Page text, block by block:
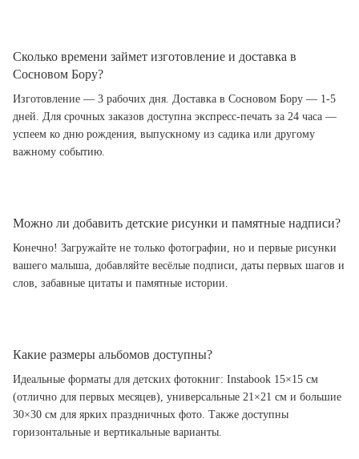
Сколько времени займет изготовление и доставка в
Сосновом Бору?
Изготовление — 3 рабочих дня. Доставка в Сосновом Бору — 1-5
дней. Для срочных заказов доступна экспресс-печать за 24 часа —
успеем ко дню рождения, выпускному из садика или другому
важному событию.
Можно ли добавить детские рисунки и памятные надписи?
Конечно! Загружайте не только фотографии, но и первые рисунки
вашего малыша, добавляйте весёлые подписи, даты первых шагов и
слов, забавные цитаты и памятные истории.
Какие размеры альбомов доступны?
Идеальные форматы для детских фотокниг: Instabook 15×15 см
(отлично для первых месяцев), универсальные 21×21 см и большие
30×30 см для ярких праздничных фото. Также доступны
горизонтальные и вертикальные варианты.